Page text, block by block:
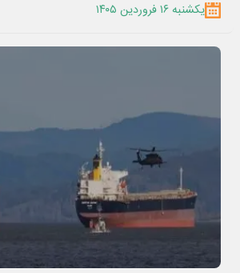
یکشنبه ۱۶ فروردین ۱۴۰۵